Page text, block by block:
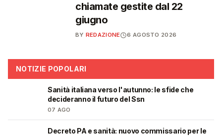
chiamate gestite dal 22
giugno
BY REDAZIONE 6 AGOSTO 2026
NOTIZIE POPOLARI
Sanità italiana verso l'autunno: le sfide che
decideranno il futuro del Ssn
07 AGO
Decreto PA e sanità: nuovo commissario per le